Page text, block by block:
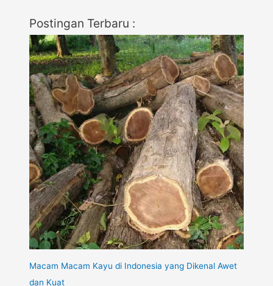
Postingan Terbaru :
Macam Macam Kayu di Indonesia yang Dikenal Awet
dan Kuat